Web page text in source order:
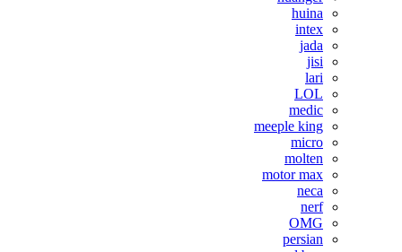
huina
intex
jada
jisi
lari
LOL
medic
meeple king
micro
molten
motor max
neca
nerf
OMG
persian